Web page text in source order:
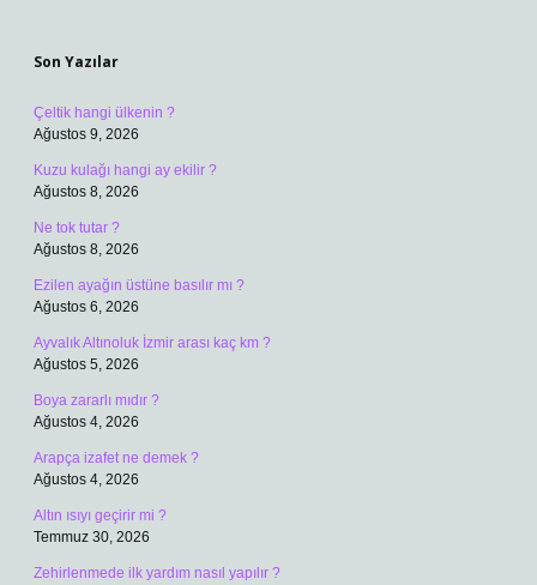
Son Yazılar
Çeltik hangi ülkenin ?
Ağustos 9, 2026
Kuzu kulağı hangi ay ekilir ?
Ağustos 8, 2026
Ne tok tutar ?
Ağustos 8, 2026
Ezilen ayağın üstüne basılır mı ?
Ağustos 6, 2026
Ayvalık Altınoluk İzmir arası kaç km ?
Ağustos 5, 2026
Boya zararlı mıdır ?
Ağustos 4, 2026
Arapça izafet ne demek ?
Ağustos 4, 2026
Altın ısıyı geçirir mi ?
Temmuz 30, 2026
Zehirlenmede ilk yardım nasıl yapılır ?